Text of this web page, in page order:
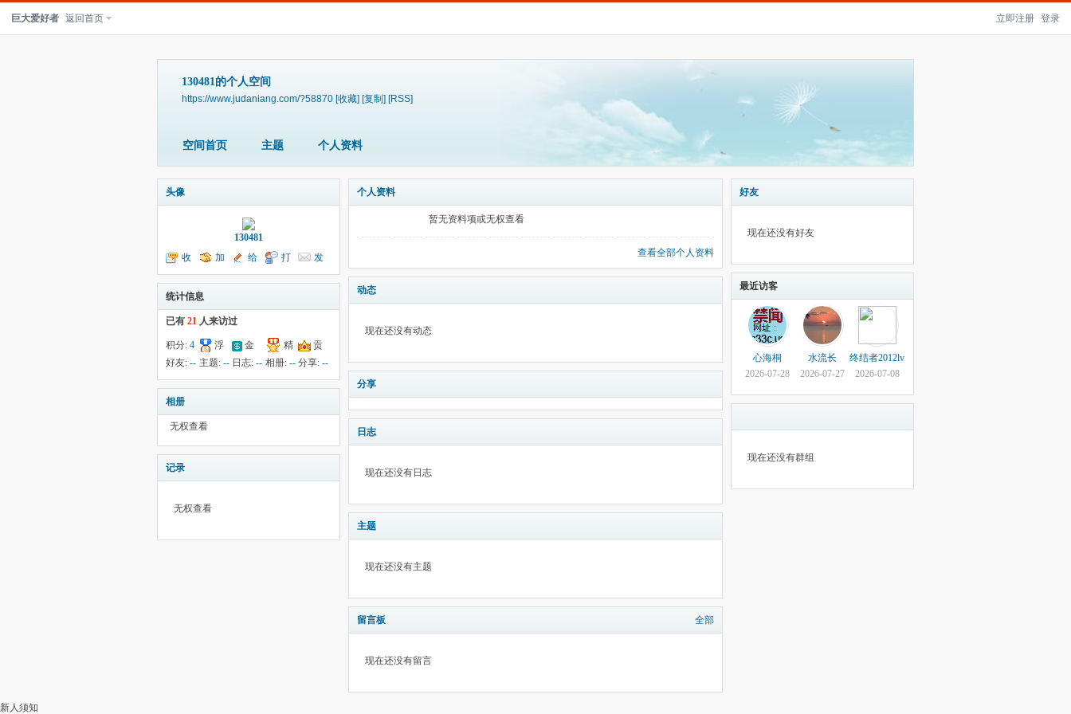
立即注册 登录
巨大爱好者 返回首页
130481的个人空间
https://www.judaniang.com/?58870 [收藏] [复制] [RSS]
空间首页 主题 个人资料
头像
130481
收
听TA
加
为好友
给
我留言
打
个招呼
发
送消息
统计信息
已有 21 人来访过
积分: 4
浮
云:751
金
钱:5
精
华:--
贡
献:--
好友: -- 主题: -- 日志:-- 相册: -- 分享:--
相册
无权查看
记录
无权查看
个人资料
暂无资料项或无权查看
查看全部个人资料
动态
现在还没有动态
分享
日志
现在还没有日志
主题
现在还没有主题
留言板 全部
现在还没有留言
好友
现在还没有好友
最近访客
心海桐
2026-07-28
水流长
2026-07-27
终结者2012lv
2026-07-08
现在还没有群组
新人须知